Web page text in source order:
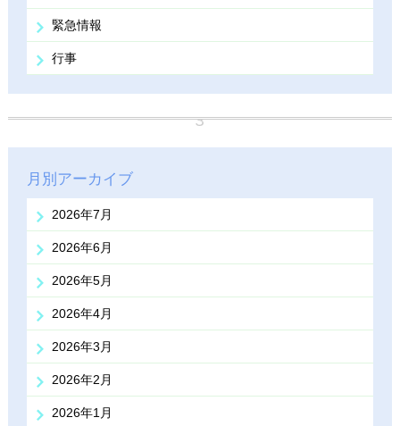
緊急情報
行事
月別アーカイブ
2026年7月
2026年6月
2026年5月
2026年4月
2026年3月
2026年2月
2026年1月